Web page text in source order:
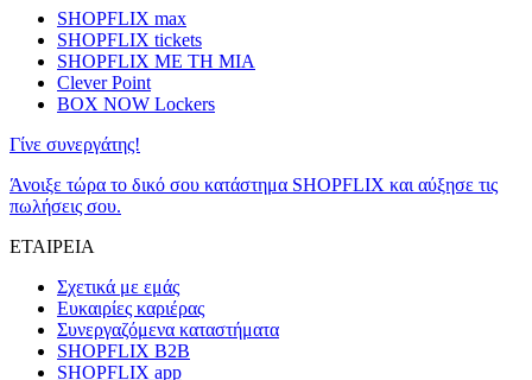
SHOPFLIX max
SHOPFLIX tickets
SHOPFLIX ΜΕ ΤΗ ΜΙΑ
Clever Point
BOX NOW Lockers
Γίνε συνεργάτης!
Άνοιξε τώρα το δικό σου κατάστημα SHOPFLIX και αύξησε τις
πωλήσεις σου.
ΕΤΑΙΡΕΙΑ
Σχετικά με εμάς
Ευκαιρίες καριέρας
Συνεργαζόμενα καταστήματα
SHOPFLIX B2B
SHOPFLIX app